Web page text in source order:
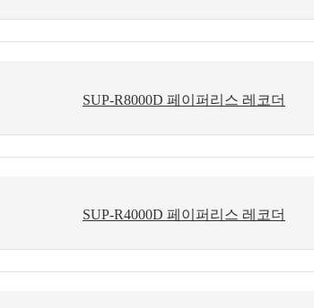
SUP-R8000D 페이퍼리스 레코더
SUP-R4000D 페이퍼리스 레코더